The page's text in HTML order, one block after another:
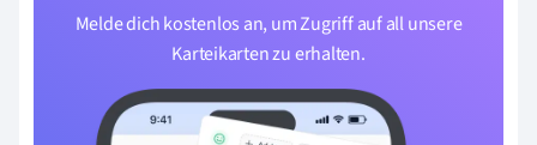
Melde dich kostenlos an, um Zugriff auf all unsere
Karteikarten zu erhalten.